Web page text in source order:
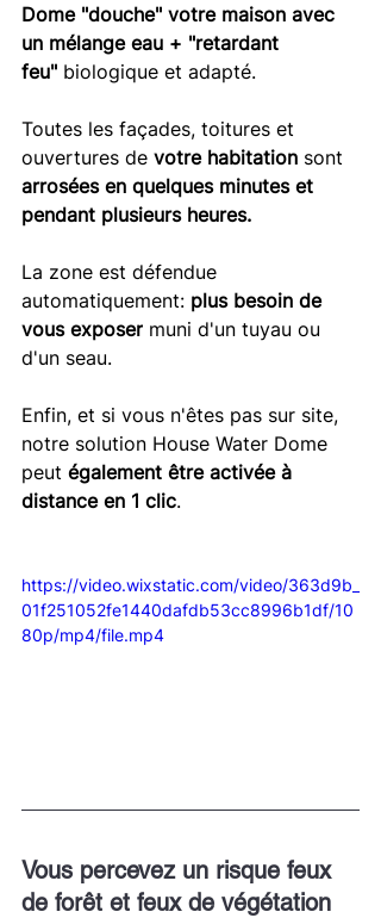
Dome "douche" votre maison avec
un mélange eau + "retardant
feu" biologique et adapté.
Toutes les façades, toitures et
ouvertures de votre habitation sont
arrosées en quelques minutes et
pendant plusieurs heures.
La zone est défendue
automatiquement: plus besoin de
vous exposer muni d'un tuyau ou
d'un seau.
Enfin, et si vous n'êtes pas sur site,
notre solution House Water Dome
peut également être activée à
distance en 1 clic.
https://video.wixstatic.com/video/363d9b_
01f251052fe1440dafdb53cc8996b1df/10
80p/mp4/file.mp4
Vous percevez un risque feux
de forêt et feux de végétation